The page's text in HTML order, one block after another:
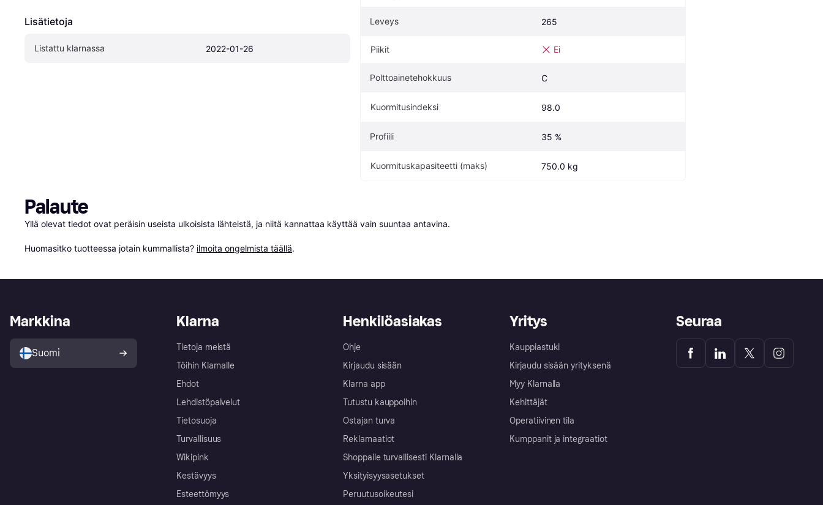
Lisätietoja
Listattu klarnassa 2022-01-26
Leveys 265
Piikit Ei
Polttoainetehokkuus C
Kuormitusindeksi 98.0
Profiili 35 %
Kuormituskapasiteetti (maks) 750.0 kg
Palaute
Yllä olevat tiedot ovat peräisin useista ulkoisista lähteistä, ja niitä kannattaa käyttää vain suuntaa antavina.
Huomasitko tuotteessa jotain kummallista? ilmoita ongelmista täällä.
Klarna
Tietoja meistä
Töihin Klarnalle
Ehdot
Lehdistöpalvelut
Tietosuoja
Turvallisuus
Wikipink
Kestävyys
Esteettömyys
Henkilöasiakas
Ohje
Kirjaudu sisään
Klarna app
Tutustu kauppoihin
Ostajan turva
Reklamaatiot
Shoppaile turvallisesti Klarnalla
Yksityisyysasetukset
Peruutusoikeutesi
Yritys
Kauppiastuki
Kirjaudu sisään yrityksenä
Myy Klarnalla
Kehittäjät
Operatiivinen tila
Kumppanit ja integraatiot
Markkina
Suomi
Seuraa